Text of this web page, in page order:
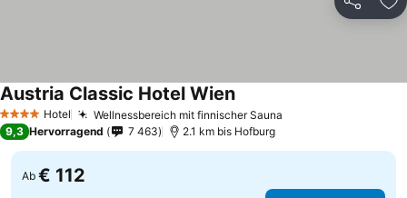
Teilen
4 Sterne Hotel Wellnessbereich mit finnischer Sauna
Austria Classic Hotel WienPreise sehen
9,3 Hervorragend 7 463 2.1 km bis Hofburg
Ab € 112